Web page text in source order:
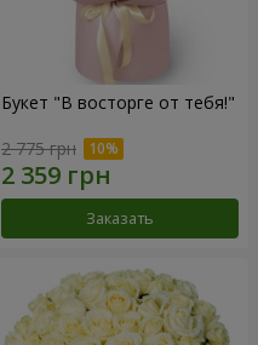
Букет "В восторге от тебя!"
2 775 грн
Заказать